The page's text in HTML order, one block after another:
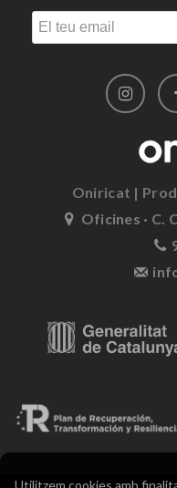
Oniricat |
Oficines · C.